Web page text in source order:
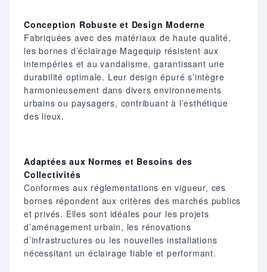
Conception Robuste et Design Moderne
Fabriquées avec des matériaux de haute qualité,
les bornes d’éclairage Magequip résistent aux
intempéries et au vandalisme, garantissant une
durabilité optimale. Leur design épuré s’intègre
harmonieusement dans divers environnements
urbains ou paysagers, contribuant à l’esthétique
des lieux.​
Adaptées aux Normes et Besoins des
Collectivités
Conformes aux réglementations en vigueur, ces
bornes répondent aux critères des marchés publics
et privés. Elles sont idéales pour les projets
d’aménagement urbain, les rénovations
d’infrastructures ou les nouvelles installations
nécessitant un éclairage fiable et performant.​